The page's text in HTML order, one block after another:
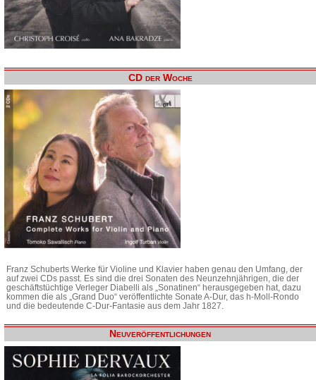
CD der Woche
Franz Schuberts Werke für Violine und Klavier haben genau den Umfang, der
auf zwei CDs passt. Es sind die drei Sonaten des Neunzehnjährigen, die der
geschäftstüchtige Verleger Diabelli als „Sonatinen“ herausgegeben hat, dazu
kommen die als „Grand Duo“ veröffentlichte Sonate A-Dur, das h-Moll-Rondo
und die bedeutende C-Dur-Fantasie aus dem Jahr 1827.
Neuveröffentlichungen